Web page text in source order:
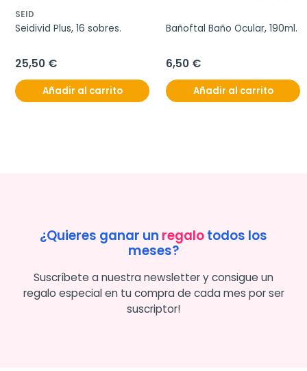
SEID
Seidivid Plus, 16 sobres.
25,50 €
Añadir al carrito
Bañoftal Baño Ocular, 190ml.
6,50 €
Añadir al carrito
¿Quieres ganar un regalotodos los
meses?
Suscríbete a nuestra newsletter y consigue un
regalo especial en tu compra de cada mes por ser
suscriptor!